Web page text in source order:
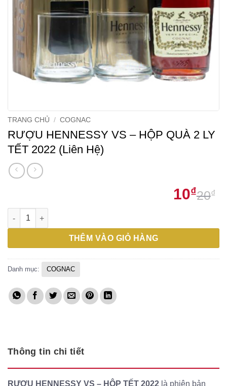
TRANG CHỦ / COGNAC
RƯỢU HENNESSY VS – HỘP QUÀ 2 LY
TẾT 2022 (Liên Hệ)
20₫
10₫
RƯỢU HENNESSY VS – HỘP QUÀ 2 LY TẾT 2022 (Liên Hệ) số
THÊM VÀO GIỎ HÀNG
Danh mục: COGNAC
Thông tin chi tiết
RƯỢU HENNESSY VS – HỘP TẾT 2022 là phiên bản